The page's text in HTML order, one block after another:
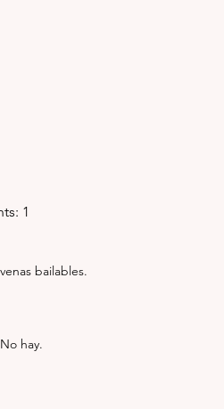
1
bailables.
                                                                                     No hay.